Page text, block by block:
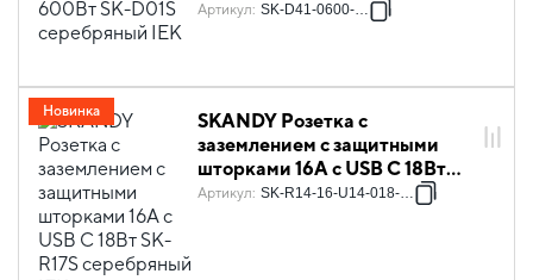
Артикул: SK-D41-0600-K23
SKANDY Розетка с
заземлением с защитными
шторками 16А с USB C 18Вт
SK-R17S серебряный IEK
Артикул: SK-R14-16-U14-018-K23
Новинка